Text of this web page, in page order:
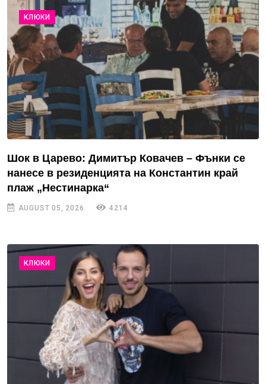
КЛЮКИ
Шок в Царево: Димитър Ковачев – Фънки се
нанесе в резиденцията на Константин край
плаж „Нестинарка“
AUGUST 05, 2026 4214
КЛЮКИ